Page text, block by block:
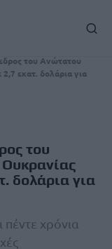
του Ανώτατου
εκατ. δολάρια για
του
δολάρια για
χρόνια